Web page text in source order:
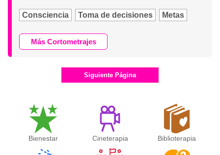
Consciencia Toma de decisiones Metas
Más Cortometrajes
Siguiente Página
Bienestar Cineterapia Biblioterapia